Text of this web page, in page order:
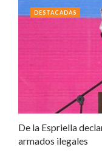
De la Espriella
armados ilegales
DESTACADAS